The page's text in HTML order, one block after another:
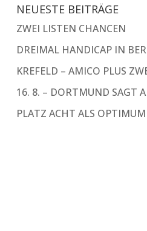
NEUESTE BEITRÄGE
ZWEI LISTEN CHANCEN
DREIMAL HANDICAP IN
KREFELD – AMICO PLUS
16. 8. – DORTMUND SAGT
PLATZ ACHT ALS OPTIMUM